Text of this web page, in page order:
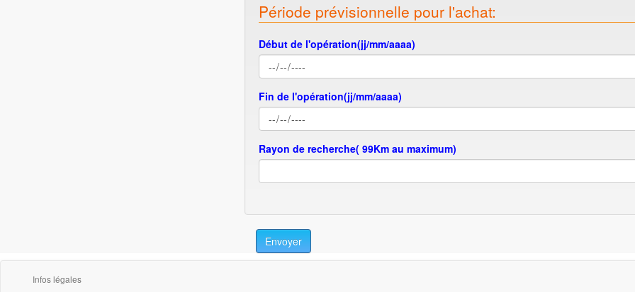
Période prévisionnelle pour l'achat:
Début de l'opération(jj/mm/aaaa)
Fin de l'opération(jj/mm/aaaa)
Rayon de recherche( 99Km au maximum)
Envoyer
Infos légales